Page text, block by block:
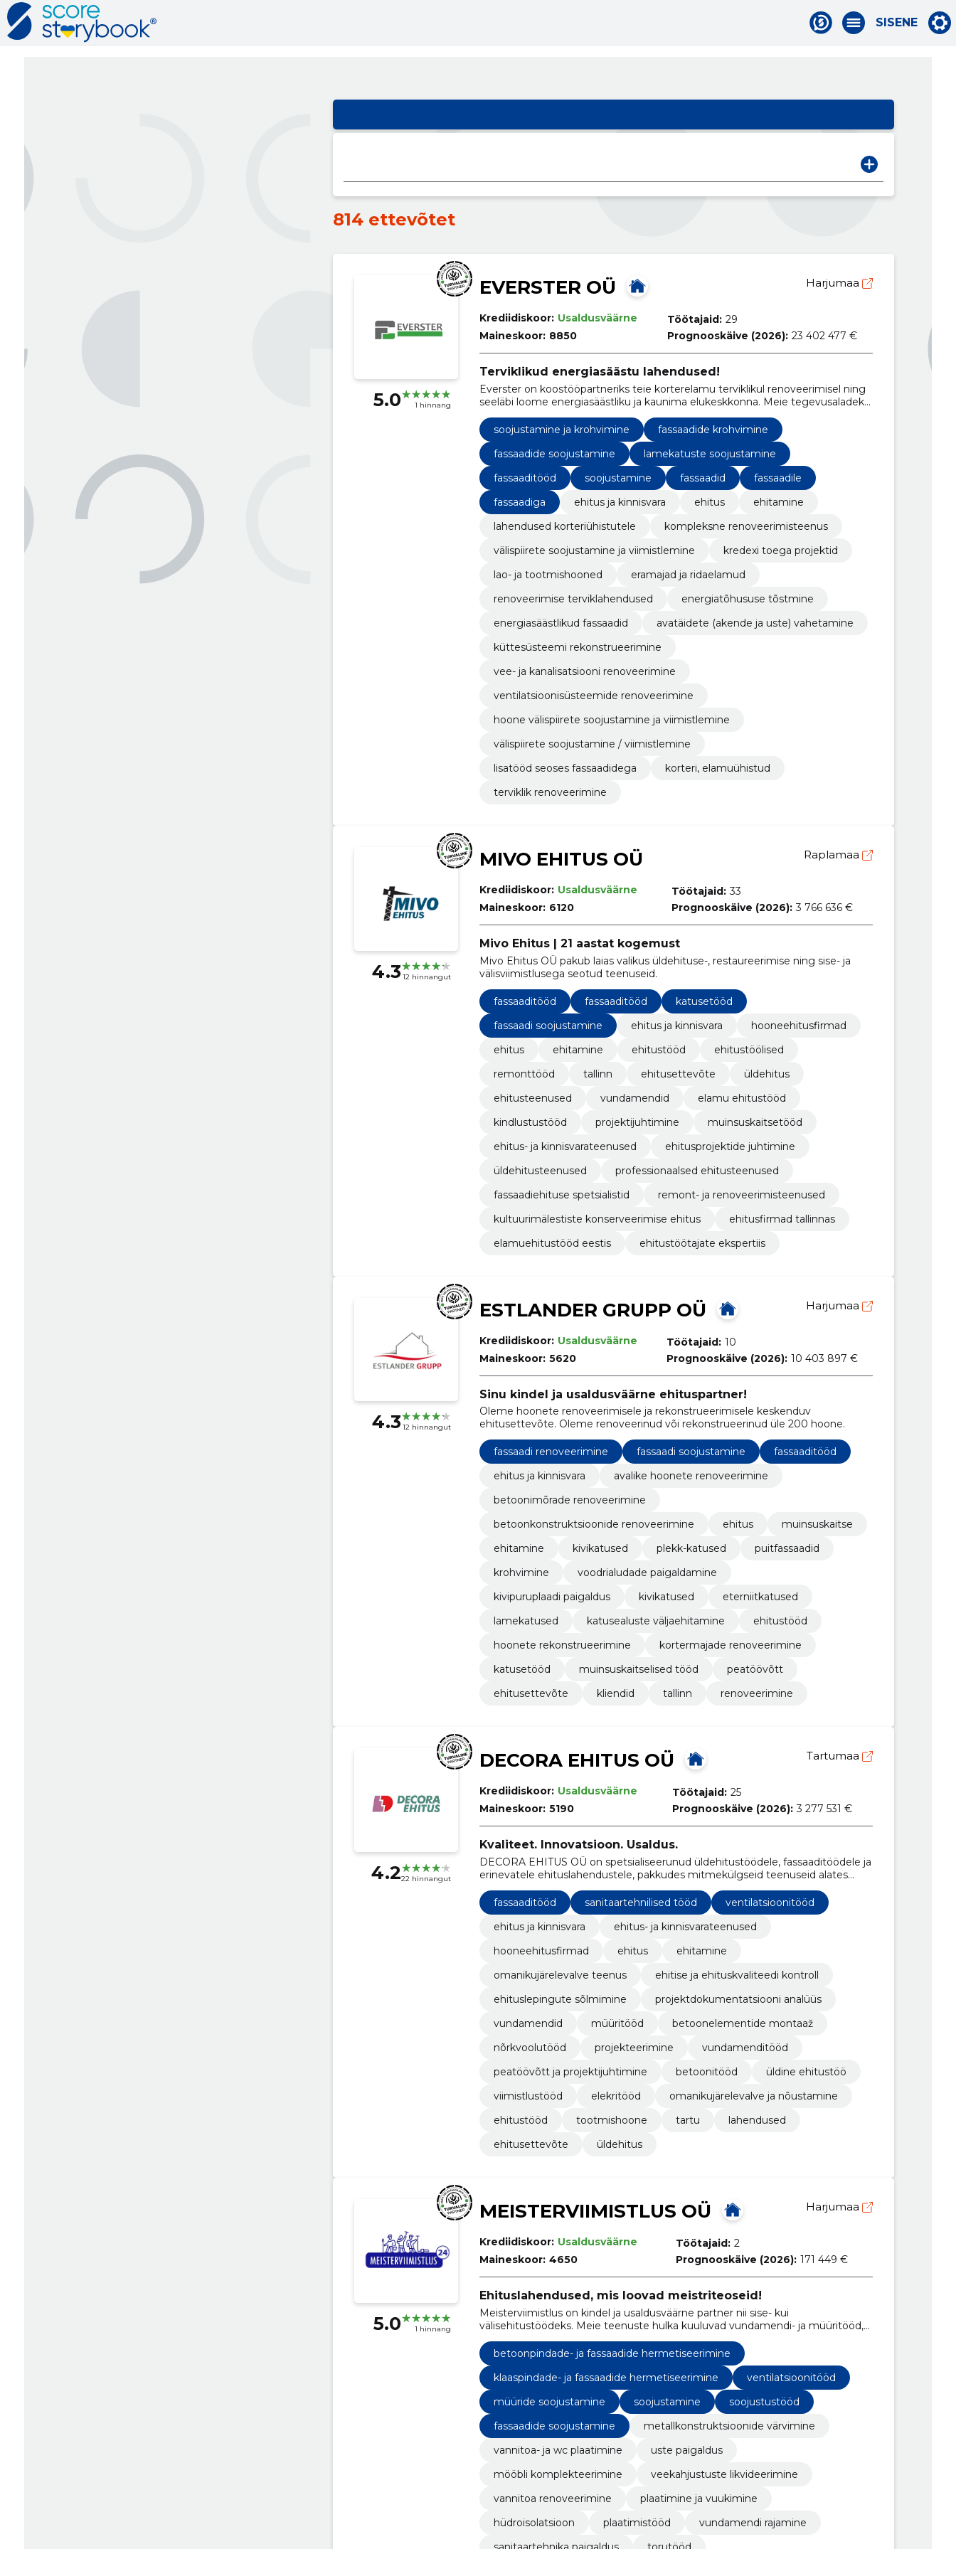
SISENE
814 ettevõtet
5.0 1 hinnang
EVERSTER OÜ Harjumaa
Krediidiskoor: Usaldusväärne
Maineskoor: 8850
Töötajaid: 29
Prognooskäive (2026): 23 402 477 €
Terviklikud energiasäästu lahendused!
Everster on koostööpartneriks teie korterelamu terviklikul renoveerimisel ning
seeläbi loome energiasäästliku ja kaunima elukeskkonna. Meie tegevusaladeks
on rekonstrueerimine, kortermajade renoveerimine ja fassaaditööd.
soojustamine ja krohvimine
fassaadide krohvimine
fassaadide soojustamine
lamekatuste soojustamine
fassaaditööd
soojustamine fassaadid
fassaadile
fassaadiga
ehitus ja kinnisvara ehitus
ehitamine
lahendused korteriühistutele
kompleksne renoveerimisteenus
välispiirete soojustamine ja viimistlemine
kredexi toega projektid
lao- ja tootmishooned
eramajad ja ridaelamud
renoveerimise terviklahendused
energiatõhususe tõstmine
energiasäästlikud fassaadid
avatäidete (akende ja uste) vahetamine
küttesüsteemi rekonstrueerimine
vee- ja kanalisatsiooni renoveerimine
ventilatsioonisüsteemide renoveerimine
hoone välispiirete soojustamine ja viimistlemine
välispiirete soojustamine / viimistlemine
lisatööd seoses fassaadidega
korteri, elamuühistud
terviklik renoveerimine
4.3 12 hinnangut
MIVO EHITUS OÜ Raplamaa
Krediidiskoor: Usaldusväärne
Maineskoor: 6120
Töötajaid: 33
Prognooskäive (2026): 3 766 636 €
Mivo Ehitus | 21 aastat kogemust
Mivo Ehitus OÜ pakub laias valikus üldehituse-, restaureerimise ning sise- ja
välisviimistlusega seotud teenuseid.
fassaaditööd fassaaditööd
katusetööd
fassaadi soojustamine
ehitus ja kinnisvara
hooneehitusfirmad
ehitus
ehitamine ehitustööd
ehitustöölised
remonttööd
tallinn ehitusettevõte
üldehitus
ehitusteenused
vundamendid
elamu ehitustööd
kindlustustööd
projektijuhtimine
muinsuskaitsetööd
ehitus- ja kinnisvarateenused
ehitusprojektide juhtimine
üldehitusteenused
professionaalsed ehitusteenused
fassaadiehituse spetsialistid
remont- ja renoveerimisteenused
kultuurimälestiste konserveerimise ehitus
ehitusfirmad tallinnas
elamuehitustööd eestis
ehitustöötajate ekspertiis
4.3 12 hinnangut
ESTLANDER GRUPP OÜ Harjumaa
Krediidiskoor: Usaldusväärne
Maineskoor: 5620
Töötajaid: 10
Prognooskäive (2026): 10 403 897 €
Sinu kindel ja usaldusväärne ehituspartner!
Oleme hoonete renoveerimisele ja rekonstrueerimisele keskenduv
ehitusettevõte. Oleme renoveerinud või rekonstrueerinud üle 200 hoone.
fassaadi renoveerimine fassaadi soojustamine
fassaaditööd
ehitus ja kinnisvara
avalike hoonete renoveerimine
betoonimõrade renoveerimine
betoonkonstruktsioonide renoveerimine
ehitus
muinsuskaitse
ehitamine
kivikatused plekk-katused
puitfassaadid
krohvimine
voodrialudade paigaldamine
kivipuruplaadi paigaldus
kivikatused
eterniitkatused
lamekatused
katusealuste väljaehitamine
ehitustööd
hoonete rekonstrueerimine
kortermajade renoveerimine
katusetööd
muinsuskaitselised tööd​
peatöövõtt
ehitusettevõte
kliendid tallinn renoveerimine
4.222 hinnangut
DECORA EHITUS OÜ Tartumaa
Krediidiskoor: Usaldusväärne
Maineskoor: 5190
Töötajaid: 25
Prognooskäive (2026): 3 277 531 €
Kvaliteet. Innovatsioon. Usaldus.
DECORA EHITUS OÜ on spetsialiseerunud üldehitustöödele, fassaaditöödele ja
erinevatele ehituslahendustele, pakkudes mitmekülgseid teenuseid alates
vundamendist kuni viimistluseni.
fassaaditööd
sanitaartehnilised tööd
ventilatsioonitööd
ehitus ja kinnisvara
ehitus- ja kinnisvarateenused
hooneehitusfirmad
ehitus
ehitamine
omanikujärelevalve teenus
ehitise ja ehituskvaliteedi kontroll
ehituslepingute sõlmimine
projektdokumentatsiooni analüüs
vundamendid
müüritööd
betoonelementide montaaž
nõrkvoolutööd
projekteerimine
vundamenditööd
peatöövõtt ja projektijuhtimine
betoonitööd
üldine ehitustöö
viimistlustööd
elekritööd
omanikujärelevalve ja nõustamine
ehitustööd
tootmishoone tartu
lahendused
ehitusettevõte
üldehitus
5.0 1 hinnang
MEISTERVIIMISTLUS OÜ Harjumaa
Krediidiskoor: Usaldusväärne
Maineskoor: 4650
Töötajaid: 2
Prognooskäive (2026): 171 449 €
Ehituslahendused, mis loovad meistriteoseid!
Meisterviimistlus on kindel ja usaldusväärne partner nii sise- kui
välisehitustöödeks. Meie teenuste hulka kuuluvad vundamendi- ja müüritööd,
siseviimistlustööd ja parketipaigaldus. Meie professionaalne tiim tagab
tipptasemel töö ja klientide rahulolu.
betoonpindade- ja fassaadide hermetiseerimine
klaaspindade- ja fassaadide hermetiseerimine
ventilatsioonitööd
müüride soojustamine
soojustamine
soojustustööd
fassaadide soojustamine
metallkonstruktsioonide värvimine
vannitoa- ja wc plaatimine
uste paigaldus
mööbli komplekteerimine
veekahjustuste likvideerimine
vannitoa renoveerimine
plaatimine ja vuukimine
hüdroisolatsioon
plaatimistööd
vundamendi rajamine